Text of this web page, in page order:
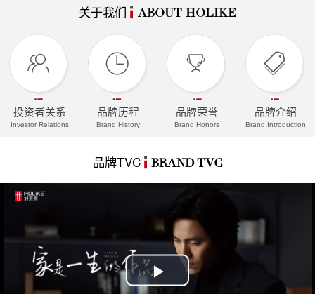
关于我们 ABOUT HOLIKE
投资者关系
Investor Relations
品牌历程
Brand History
品牌荣誉
Brand Honors
品牌介绍
Brand Introduction
品牌TVC BRAND TVC
Play